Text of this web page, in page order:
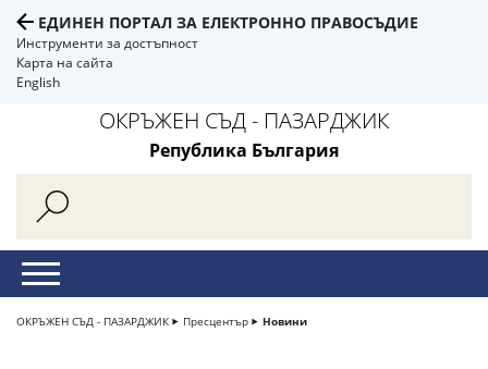
ЕДИНЕН ПОРТАЛ ЗА ЕЛЕКТРОННО ПРАВОСЪДИЕ
Инструменти за достъпност
Карта на сайта
English
ОКРЪЖЕН СЪД - ПАЗАРДЖИК
Република България
ОКРЪЖЕН СЪД - ПАЗАРДЖИК Пресцентър Новини